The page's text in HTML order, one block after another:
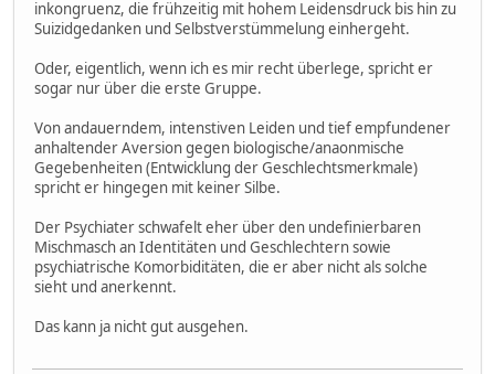
inkongruenz, die frühzeitig mit hohem Leidensdruck bis hin zu
Suizidgedanken und Selbstverstümmelung einhergeht.
Oder, eigentlich, wenn ich es mir recht überlege, spricht er
sogar nur über die erste Gruppe.
Von andauerndem, intenstiven Leiden und tief empfundener
anhaltender Aversion gegen biologische/anaonmische
Gegebenheiten (Entwicklung der Geschlechtsmerkmale)
spricht er hingegen mit keiner Silbe.
Der Psychiater schwafelt eher über den undefinierbaren
Mischmasch an Identitäten und Geschlechtern sowie
psychiatrische Komorbiditäten, die er aber nicht als solche
sieht und anerkennt.
Das kann ja nicht gut ausgehen.